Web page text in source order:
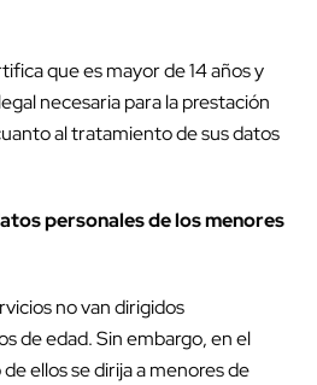
que es mayor de 14 años y
necesaria para la prestación
al tratamiento de sus datos
personales de los menores
no van dirigidos
de edad. Sin embargo, en el
ellos se dirija a menores de